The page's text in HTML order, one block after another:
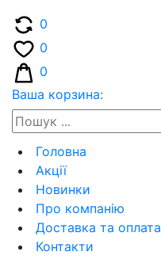
0
0
0
Ваша корзина:
Головна
Акції
Новинки
Про компанію
Доставка та оплата
Контакти